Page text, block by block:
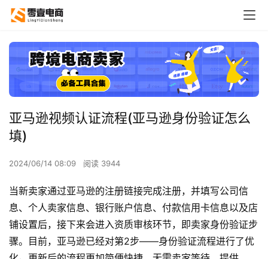
亚马逊视频认证流程(亚马逊身份验证怎么
填)
2024/06/14 08:09 阅读 3944
当新卖家通过亚马逊的注册链接完成注册，并填写公司信
息、个人卖家信息、银行账户信息、付款信用卡信息以及店
铺设置后，接下来会进入资质审核环节，即卖家身份验证步
骤。目前，亚马逊已经对第2步——身份验证流程进行了优